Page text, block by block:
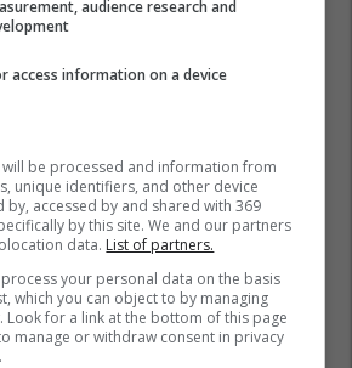
audience research and
access information on a device
be processed and information from
unique identifiers, and other device
by, accessed by and shared with 369
by this site. We and our partners
data. List of partners.
your personal data on the basis
which you can object to by managing
for a link at the bottom of this page
manage or withdraw consent in privacy